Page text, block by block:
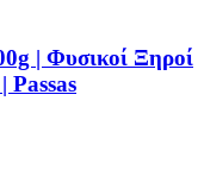
| Φυσικοί Ξηροί
Passas